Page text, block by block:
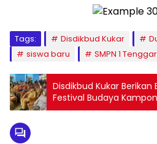
Tags: Disdikbud Kukar
siswa baru
SMPN 1
Disdikbud Kukar Berikan
Festival Budaya
Jembayan Tengah